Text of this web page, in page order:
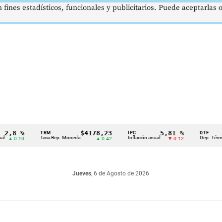
TRM
Tasa Rep. Moneda
$4178,23
▲ 0.42
IPC
Inflación anual
5,81 %
▼ 0.12
DTF
Dep. Término Fijo
Jueves, 6 de Agosto de 2026
estadísticos, funcionales y publicitarios. Puede aceptarlas